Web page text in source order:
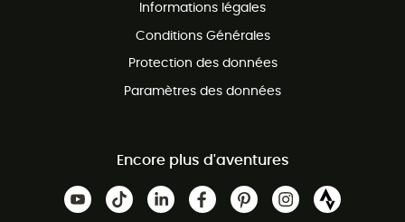
Informations légales
Conditions Générales
Protection des données
Paramètres des données
Encore plus d'aventures